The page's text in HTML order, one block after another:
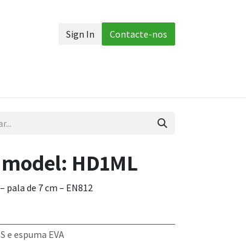
Sign In Contacte-nos
model: HD1ML
de 7 cm – EN812
e espuma EVA